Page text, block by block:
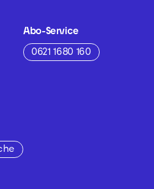
Abo-Service
0621 1680 160